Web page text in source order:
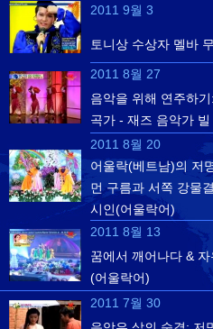
2011 9월 3
토니상 수상자 멜바
2011 8월 27
음악을 위해 연주하
곡가 - 재즈 음악가 빌
2011 8월 20
어울락(베트남)의 저
먼 구름과 서쪽 강물
시인(어울락어)
2011 8월 13
꿈에서 깨어나다 &
(어울락어)
2011 7월 30